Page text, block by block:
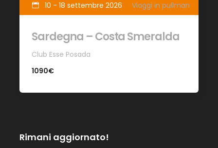
10 - 18 settembre 2026 Viaggi in pullman
Sardegna – Costa Smeralda
Club Esse Posada
1090€
Rimani aggiornato!